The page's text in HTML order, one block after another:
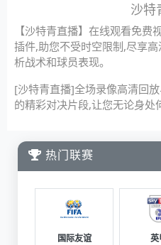
沙特
【沙特青直播】在线观看免
插件,助您不受时空限制,尽享
析战术和球员表现。
[沙特青直播]全场录像高清回
的精彩对决片段,让您无论身处
热门联赛
国际友谊 英